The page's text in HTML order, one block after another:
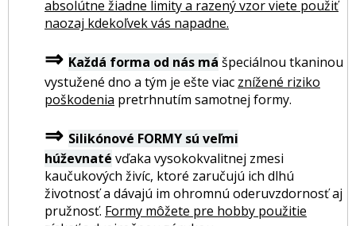
absolútne žiadne limity a razený vzor viete použiť
naozaj kdekoľvek vás napadne.
⇒ Každá forma od nás má špeciálnou tkaninou
vystužené dno a tým je ešte viac znížené riziko
poškodenia pretrhnutím samotnej formy.
⇒ Silikónové FORMY sú veľmi
húževnaté vďaka vysokokvalitnej zmesi
kaučukových živíc, ktoré zaručujú ich dlhú
životnosť a dávajú im ohromnú oderuvzdornosť aj
pružnosť. Formy môžete pre hobby použitie